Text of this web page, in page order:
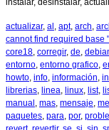
instalar, desinstalar,
actualizar, al , apt, arch,
cannot find required base
core18, corregir, de,
entorno, entorno grafico,
howto, info, información,
librerias, linea, linux, list,
manual , mas, mensaje,
paquetes, para, por,